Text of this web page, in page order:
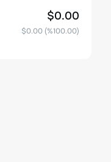
$0.00
$0.00(%100.00)